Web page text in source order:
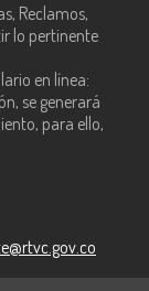
Reclamos,
lo pertinente
en línea:
se generará
para ello,